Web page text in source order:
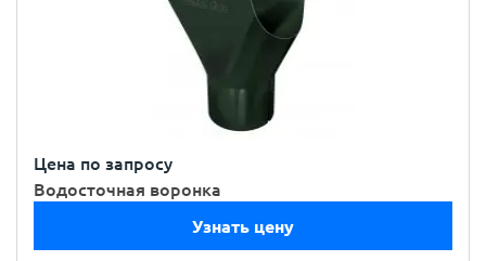
Цена по запросу
Водосточная воронка
Узнать цену